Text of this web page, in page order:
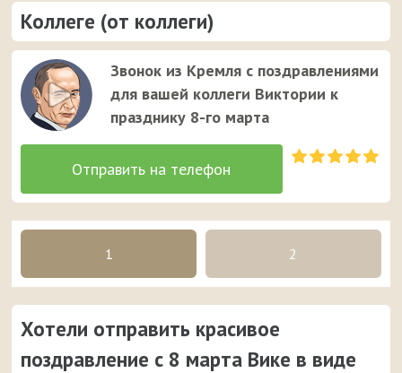
Коллеге (от коллеги)
Звонок из Кремля с поздравлениями
для вашей коллеги Виктории к
празднику 8-го марта
1 2
Хотели отправить красивое
поздравление с 8 марта Вике в виде